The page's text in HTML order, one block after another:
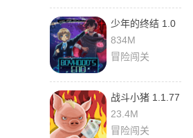
少年的终结 1.0
最新版
834M
冒险闯关
战斗小猪 1.1.77
最新版
23.4M
冒险闯关